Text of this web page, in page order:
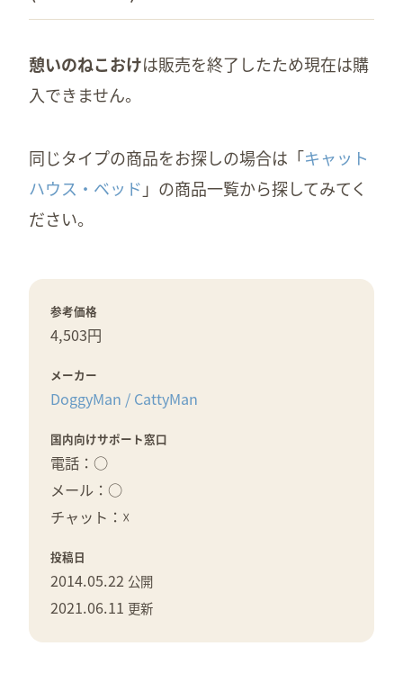
憩いのねこおけは販売を終了したため現在は購
入できません。
同じタイプの商品をお探しの場合は「キャット
ハウス・ベッド 」の商品一覧から探してみてく
ださい。
参考価格
4,503円
メーカー
DoggyMan / CattyMan
国内向けサポート窓口
電話：○
メール：○
チャット：☓
投稿日
2014.05.22 公開
2021.06.11 更新